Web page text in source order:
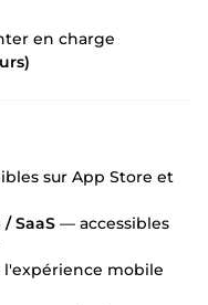
en charge
sur App Store et
SaaS — accessibles
mobile